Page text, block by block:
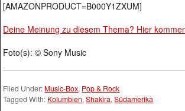
[AMAZONPRODUCT=B000Y1ZXUM]
Deine Meinung zu diesem Thema? Hier
Foto(s): © Sony Music
Filed Under: Music-Box, Pop & Rock
Tagged With: Kolumbien,Shakira,Südamerika